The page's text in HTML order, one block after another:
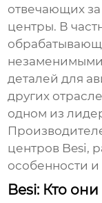
отвечающих
центры. В
деталей для
других
одном из
центров Besi,
особенности
Besi: Кто